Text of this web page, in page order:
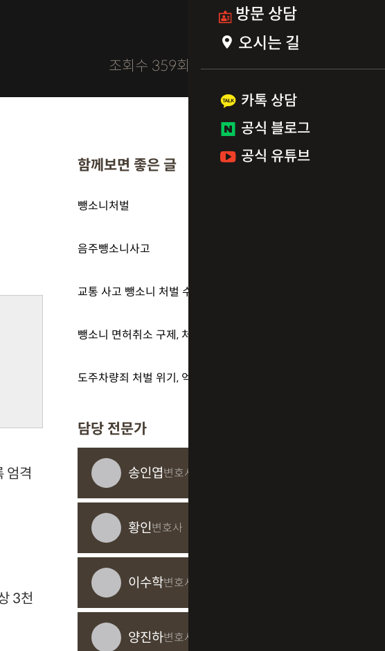
방문 상담
오시는 길
카톡 상담
공식 블로그
공식 유튜브
조회수 359회
엄격
3천
함께보면 좋은 글
뺑소니처벌
음주뺑소니사고
담당 전문가
송인엽변호사
황인변호사
이수학변호사/변리사
양진하변호사